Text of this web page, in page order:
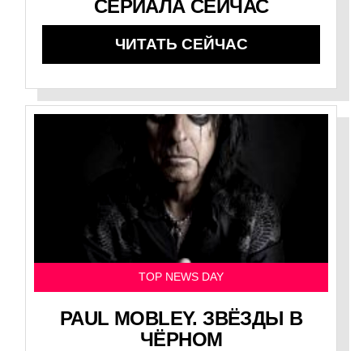
СЕРИАЛА СЕЙЧАС
ЧИТАТЬ СЕЙЧАС
TOP NEWS DAY
PAUL MOBLEY. ЗВЁЗДЫ В
ЧЁРНОМ